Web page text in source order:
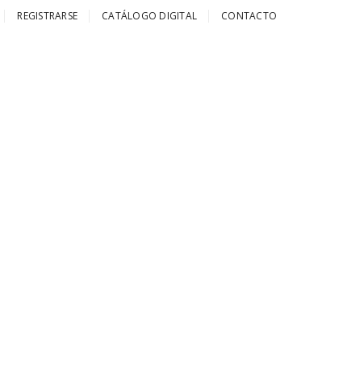
REGISTRARSE CATÁLOGO DIGITAL CONTACTO